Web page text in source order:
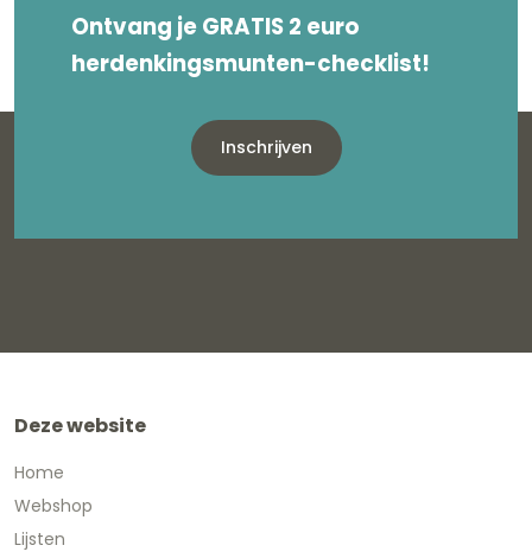
Ontvang je GRATIS 2 euro
herdenkingsmunten-checklist!
Inschrijven
Deze website
Home
Webshop
Lijsten